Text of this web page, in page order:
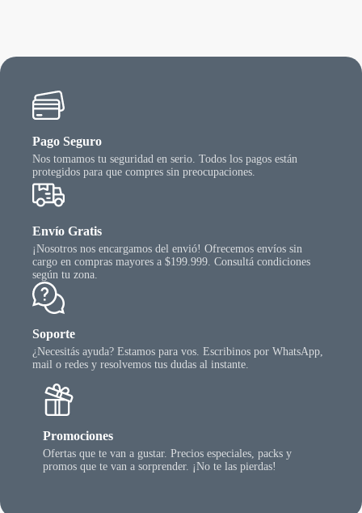
Pago Seguro
Nos tomamos tu seguridad en serio. Todos los pagos están
protegidos para que compres sin preocupaciones.
Envío Gratis
¡Nosotros nos encargamos del envió! Ofrecemos envíos sin
cargo en compras mayores a $199.999. Consultá condiciones
según tu zona.
Soporte
¿Necesitás ayuda? Estamos para vos. Escribinos por WhatsApp,
mail o redes y resolvemos tus dudas al instante.
Promociones
Ofertas que te van a gustar. Precios especiales, packs y
promos que te van a sorprender. ¡No te las pierdas!